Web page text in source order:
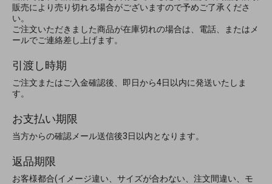
販売により売り切れる場合がございますので予めご了承くださ
い。
ご注文いただきました商品が在庫切れの場合は、電話、またはメ
ールでご連絡差し上げます。
引渡し時期
ご注文またはご入金確認後、即日から4日以内に発送いたしま
す。
お支払い期限
当方からの確認メール送信後3日以内となります。
返品期限
お客様都合(イメージ違い、サイズが合わない、注文間違い、モ